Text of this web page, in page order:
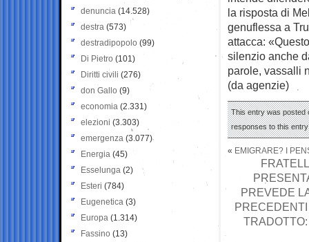
la risposta di
genuflessa a
attacca:
silenzio anche
parole, vassalli
(da agenzie)
This entry was posted
responses to this
« EMIGRARE? I
PREVEDE
denuncia (14.528)
destra (573)
destradipopolo (99)
Di Pietro (101)
Diritti civili (276)
don Gallo (9)
economia (2.331)
elezioni (3.303)
emergenza (3.077)
Energia (45)
Esselunga (2)
Esteri (784)
Eugenetica (3)
Europa (1.314)
Fassino (13)